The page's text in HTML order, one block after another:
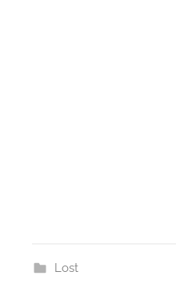
Lost